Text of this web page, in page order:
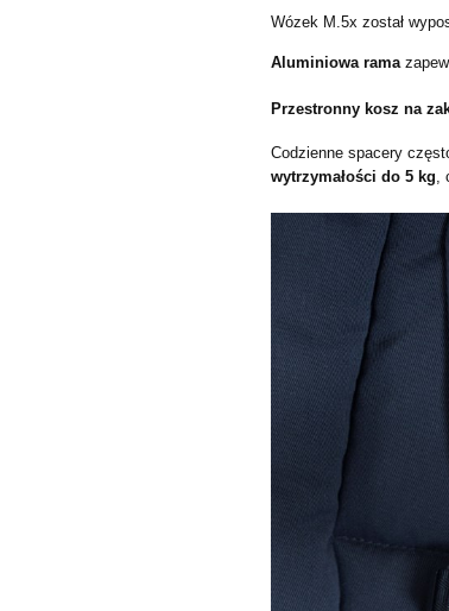
Wózek M.5x został
Aluminiowa rama
Przestronny kosz na
Codzienne spacery
wytrzymałości do 5 kg